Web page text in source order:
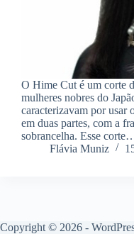
O Hime Cut é um corte
mulheres nobres do
caracterizavam por usar
em duas partes, com a
sobrancelha. Esse
Flávia Muniz
Copyright © 2026 -